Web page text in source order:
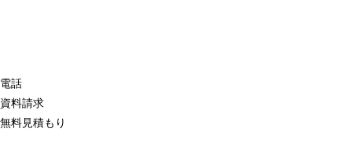
電話
資料請求
無料見積もり